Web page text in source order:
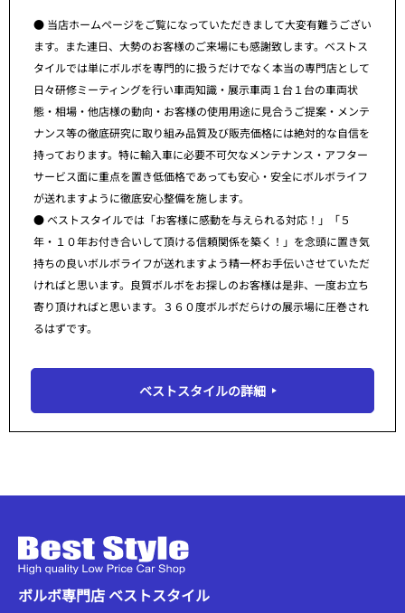
● 当店ホームページをご覧になっていただきまして大変有難うござい
ます。また連日、大勢のお客様のご来場にも感謝致します。ベストス
タイルでは単にボルボを専門的に扱うだけでなく本当の専門店として
日々研修ミーティングを行い車両知識・展示車両１台１台の車両状
態・相場・他店様の動向・お客様の使用用途に見合うご提案・メンテ
ナンス等の徹底研究に取り組み品質及び販売価格には絶対的な自信を
持っております。特に輸入車に必要不可欠なメンテナンス・アフター
サービス面に重点を置き低価格であっても安心・安全にボルボライフ
が送れますように徹底安心整備を施します。
● ベストスタイルでは「お客様に感動を与えられる対応！」「５
年・１０年お付き合いして頂ける信頼関係を築く！」を念頭に置き気
持ちの良いボルボライフが送れますよう精一杯お手伝いさせていただ
ければと思います。良質ボルボをお探しのお客様は是非、一度お立ち
寄り頂ければと思います。３６０度ボルボだらけの展示場に圧巻され
るはずです。
ベストスタイルの詳細
ボルボ専門店 ベストスタイル